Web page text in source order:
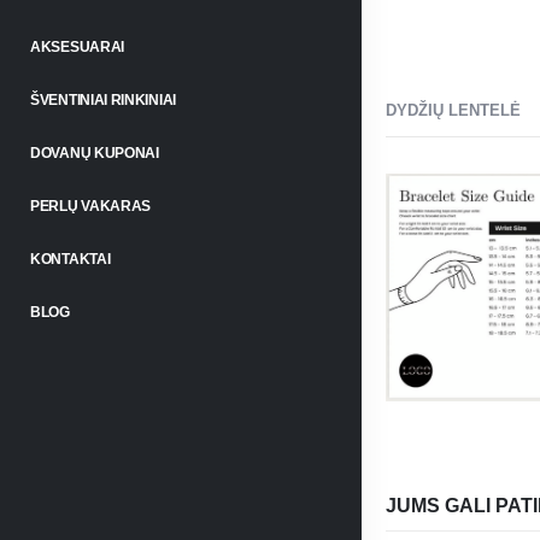
AKSESUARAI
ŠVENTINIAI RINKINIAI
DOVANŲ KUPONAI
PERLŲ VAKARAS
KONTAKTAI
BLOG
DYDŽIŲ LENTELĖ
JUMS GALI